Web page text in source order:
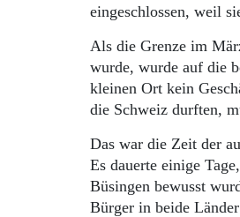
eingeschlossen, weil
Als die Grenze im
wurde, wurde auf die
kleinen Ort kein
die Schweiz durften,
Das war die Zeit der
Es dauerte einige
Büsingen bewusst
Bürger in beide